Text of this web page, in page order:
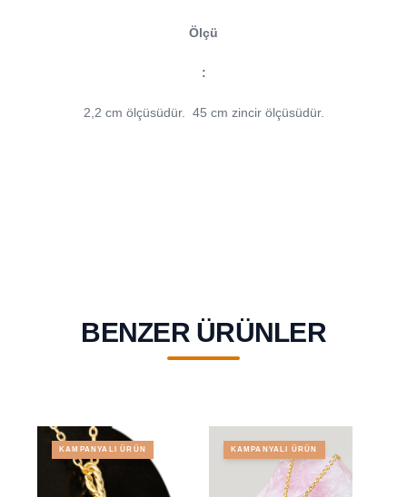
Ölçü
:
2,2 cm ölçüsüdür. 45 cm zincir ölçüsüdür.
BENZER ÜRÜNLER
KAMPANYALI ÜRÜN KAMPANYALI ÜRÜN